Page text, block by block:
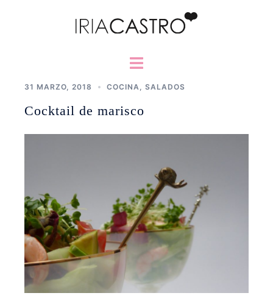
Alternar
31 MARZO, 2018 COCINA SALADOS
Cocktail de marisco